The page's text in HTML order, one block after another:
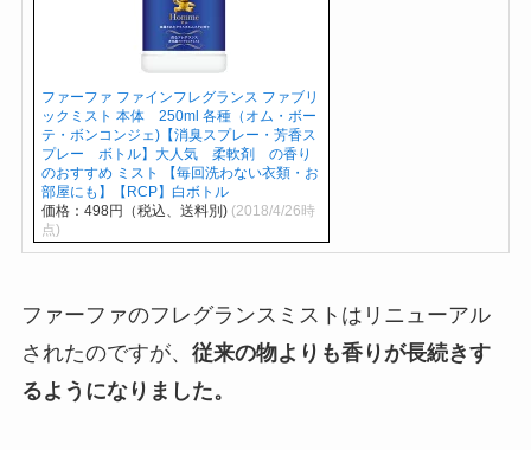
ファーファ ファインフレグランス ファブリ
ックミスト 本体 250ml 各種（オム・ボー
テ・ボンコンジェ)【消臭スプレー・芳香ス
プレー ボトル】大人気 柔軟剤 の香り
のおすすめ ミスト 【毎回洗わない衣類・お
部屋にも】【RCP】白ボトル
価格：498円（税込、送料別) (2018/4/26時
点)
ファーファのフレグランスミストはリニューアル
されたのですが、 従来の物よりも香りが長続きす
るようになりました。